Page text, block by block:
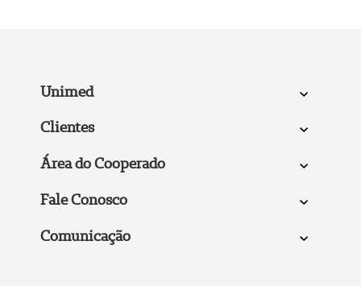
Unimed
Clientes
Área do Cooperado
Fale Conosco
Comunicação